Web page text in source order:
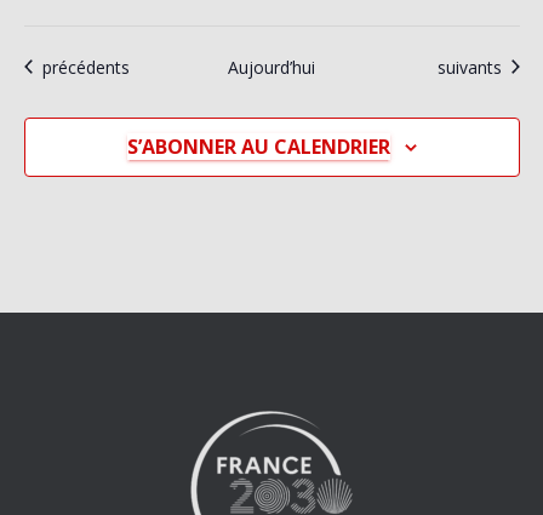
Évènements
précédents Aujourd’hui Évènements
suivants
S’ABONNER AU CALENDRIER